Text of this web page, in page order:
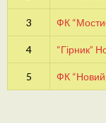
3 ФК
4 “Гірник”
5 ФК “Новий